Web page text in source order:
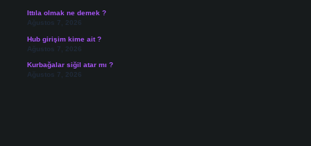
Ittıla olmak ne demek ?
Ağustos 7, 2026
Hub girişim kime ait ?
Ağustos 7, 2026
Kurbağalar siğil atar mı ?
Ağustos 7, 2026